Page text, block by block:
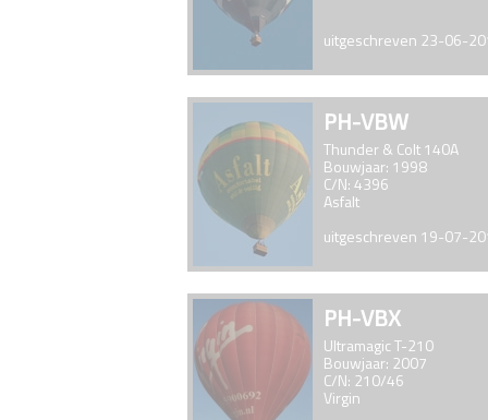
uitgeschreven 23-06-
PH-VBW
Thunder & Colt 140A
Bouwjaar: 1998
C/N: 4396
Asfalt
uitgeschreven 19-07-
PH-VBX
Ultramagic T-210
Bouwjaar: 2007
C/N: 210/46
Virgin